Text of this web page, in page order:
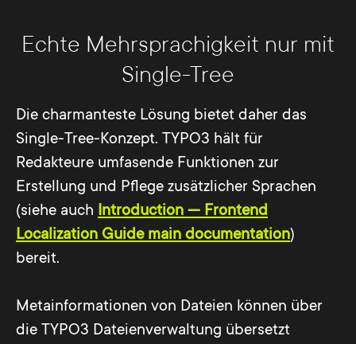
des Seitenastes der gewählten Sprache.
Kontextual springen die Besucher gleich
mit – ein Effekt, der problematisch sein
kann.
Das Multi-Tree-Konzept eignet sich daher
vornehmlich für wenige zu übersetzende
Seiten, gegebenenfalls für Spezialbereiche
für ausgesuchte Zielgruppen.
naheliegendste und auch schlechteste
Idee stellt die einfache Kopie der Texte aus
dem Browser dar:
Seiten und Inhalte werden eher
schlecht strukturiert erfasst
Metaangaben und andere, speziell für
Suchmaschinen, relevante
Informationen bleiben
Systemkategorien sind als solche
schwer erkennbar
Echte Mehrsprachigkeit nur mit
Single-Tree
Die charmanteste Lösung bietet daher das
Single-Tree-Konzept. TYPO3 hält für
Redakteure umfasende Funktionen zur
Erstellung und Pflege zusätzlicher Sprachen
(siehe auch Introduction — Frontend
Localization Guide main documentation)
bereit.
Metainformationen von Dateien können über
die TYPO3 Dateienverwaltung übersetzt